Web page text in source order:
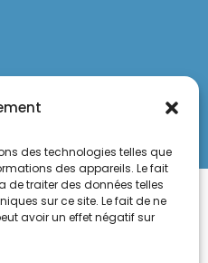
des technologies telles que
des appareils. Le fait
de traiter des données telles
sur ce site. Le fait de ne
avoir un effet négatif sur
de vente et d'utilisation